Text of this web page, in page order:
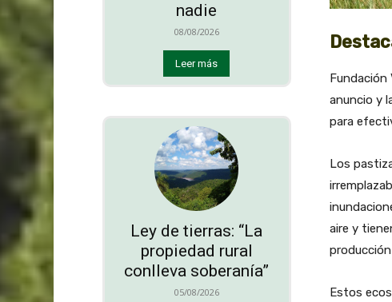
nadie
08/08/2026
Leer más
Ley de tierras: “La
propiedad rural
conlleva soberanía”
05/08/2026
anuncio y
para
Los
aire y
Estos